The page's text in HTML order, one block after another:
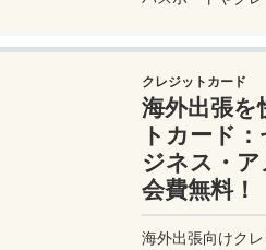
ャートリップで今
クレジットカード
海外出張を
トカード
ジネス・
会費無料！
海外出張向けク